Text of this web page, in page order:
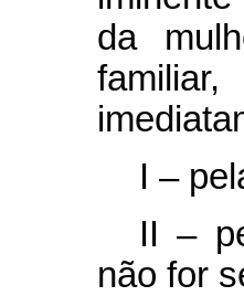
da
I –
II –
não for